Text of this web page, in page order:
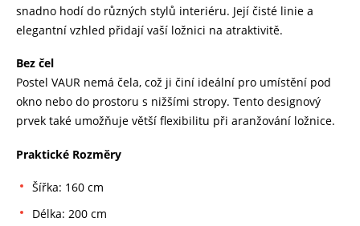
snadno hodí do různých stylů interiéru. Její čisté linie a
elegantní vzhled přidají vaší ložnici na atraktivitě.
Bez čel
Postel VAUR nemá čela, což ji činí ideální pro umístění pod
okno nebo do prostoru s nižšími stropy. Tento designový
prvek také umožňuje větší flexibilitu při aranžování ložnice.
Praktické Rozměry
Šířka: 160 cm
Délka: 200 cm